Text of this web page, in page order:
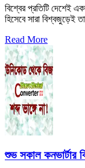
বিশ্বের প্রতিটি দেশেই
হিসেবে সারা বিশ্বজুড়েই
Read More
শুভ সকাল কনভার্টার